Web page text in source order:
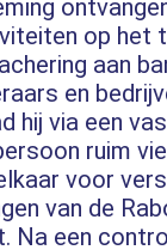
op het
aan
en
hij via een
ruim
voor
van de
Na een